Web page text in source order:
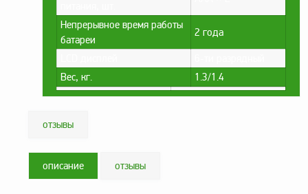
Метрологическое
Рукава, шланги и
техпластина МБС
Соединительная
заземления
Непрерывное время работы
батареи
2 года
Вес, кг.
1.3/1.4
отзывы
описание отзывы